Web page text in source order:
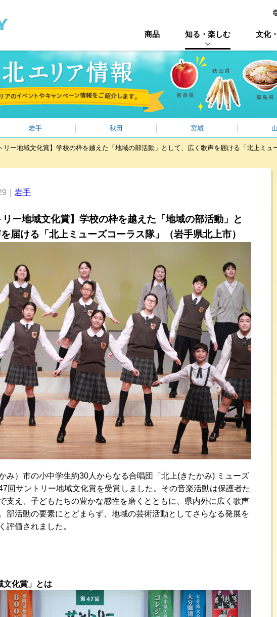
商品 知る・楽しむ 文化
岩手 秋田 宮城
リー地域文化賞】学校の枠を越えた「地域の部活動」として、広く歌声を届ける「北上ミュ
｜ 岩手
リー地域文化賞】学校の枠を越えた「地域の部活動」と
届ける「北上ミューズコーラス隊」（岩手県北上市）
み）市の小中学生約30人からなる合唱団「北上(きたかみ) ミューズ
回サントリー地域文化賞を受賞しました。その音楽活動は保護者た
支え、子どもたちの豊かな感性を磨くとともに、県内外に広く歌声
部活動の要素にとどまらず、地域の芸術活動としてさらなる発展を
評価されました。
文化賞」とは